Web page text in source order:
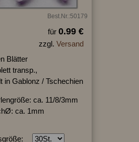
Best.Nr.:50179
für 0.99 €
zzgl. Versand
Blätter
transp.,
in Gablonz / Tschechien
ca. 11/8/3mm
ca. 1mm